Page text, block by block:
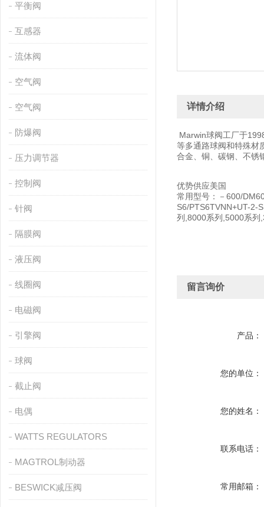
平衡阀
互感器
流体阀
空气阀
空气阀
防爆阀
压力调节器
控制阀
针阀
隔膜阀
液压阀
线圈阀
电磁阀
引擎阀
球阀
截止阀
电偶
WATTS REGULATORS
MAGTROL制动器
BESWICK减压阀
详情介绍
Marwin球阀工厂于
等多通路球阀和特殊材
合金、铜、碳钢、不锈
优势供应美国
常用型号：－600/
S6/PTS6TVNN+UT-2-
列,8000系列,5000系列
留言询价
产品：
您的单位：
您的姓名：
联系电话：
常用邮箱：